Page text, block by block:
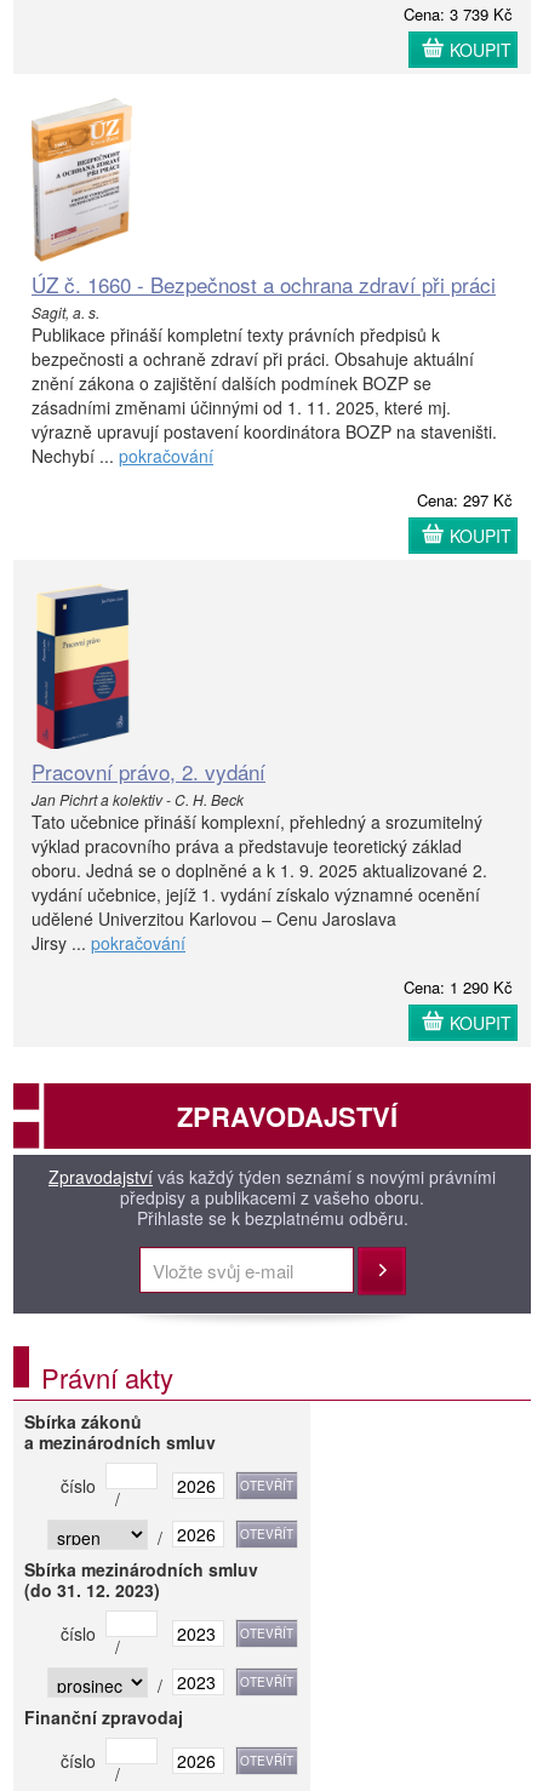
Cena: 3 739 Kč
KOUPIT
ÚZ č. 1660 - Bezpečnost a ochrana zdraví při práci
Sagit, a. s.
Publikace přináší kompletní texty právních předpisů k
bezpečnosti a ochraně zdraví při práci. Obsahuje aktuální
znění zákona o zajištění dalších podmínek BOZP se
zásadními změnami účinnými od 1. 11. 2025, které mj.
výrazně upravují postavení koordinátora BOZP na staveništi.
Nechybí ... pokračování
Cena: 297 Kč
KOUPIT
Pracovní právo, 2. vydání
Jan Pichrt a kolektiv - C. H. Beck
Tato učebnice přináší komplexní, přehledný a srozumitelný
výklad pracovního práva a představuje teoretický základ
oboru. Jedná se o doplněné a k 1. 9. 2025 aktualizované 2.
vydání učebnice, jejíž 1. vydání získalo významné ocenění
udělené Univerzitou Karlovou – Cenu Jaroslava
Jirsy ... pokračování
Cena: 1 290 Kč
KOUPIT
ZPRAVODAJSTVÍ
Zpravodajství vás každý týden seznámí s novými právními
předpisy a publikacemi z vašeho oboru.
Přihlaste se k bezplatnému odběru.
Přihlásit
Právní akty
Sbírka zákonů
a mezinárodních smluv
číslo
/
/
Sbírka mezinárodních smluv
(do 31. 12. 2023)
číslo
/
/
Finanční zpravodaj
číslo
/